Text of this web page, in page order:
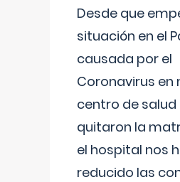
Desde que
situación en el
causada por el
Coronavirus en
centro de salud
quitaron la
el hospital nos
reducido las